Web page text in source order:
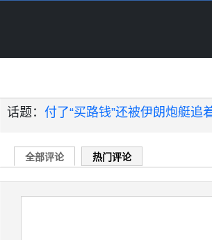
话题： 付了“买路钱”还被伊朗炮艇追
全部评论 热门评论